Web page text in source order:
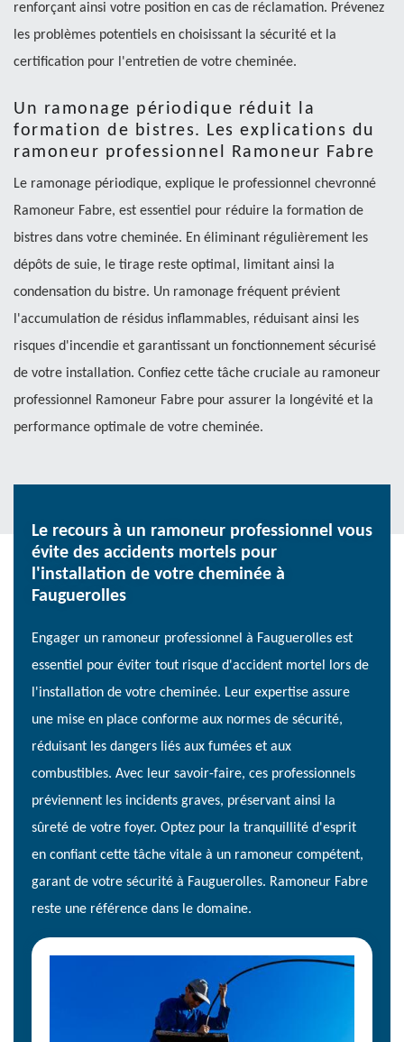
renforçant ainsi votre position en cas de réclamation. Prévenez
les problèmes potentiels en choisissant la sécurité et la
certification pour l'entretien de votre cheminée.
Un ramonage périodique réduit la
formation de bistres. Les explications du
ramoneur professionnel Ramoneur Fabre
Le ramonage périodique, explique le professionnel chevronné
Ramoneur Fabre, est essentiel pour réduire la formation de
bistres dans votre cheminée. En éliminant régulièrement les
dépôts de suie, le tirage reste optimal, limitant ainsi la
condensation du bistre. Un ramonage fréquent prévient
l'accumulation de résidus inflammables, réduisant ainsi les
risques d'incendie et garantissant un fonctionnement sécurisé
de votre installation. Confiez cette tâche cruciale au ramoneur
professionnel Ramoneur Fabre pour assurer la longévité et la
performance optimale de votre cheminée.
Le recours à un ramoneur professionnel vous
évite des accidents mortels pour
l'installation de votre cheminée à
Fauguerolles
Engager un ramoneur professionnel à Fauguerolles est
essentiel pour éviter tout risque d'accident mortel lors de
l'installation de votre cheminée. Leur expertise assure
une mise en place conforme aux normes de sécurité,
réduisant les dangers liés aux fumées et aux
combustibles. Avec leur savoir-faire, ces professionnels
préviennent les incidents graves, préservant ainsi la
sûreté de votre foyer. Optez pour la tranquillité d'esprit
en confiant cette tâche vitale à un ramoneur compétent,
garant de votre sécurité à Fauguerolles. Ramoneur Fabre
reste une référence dans le domaine.